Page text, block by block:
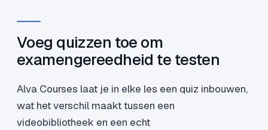
Voeg quizzen toe om
examengereedheid te testen
Alva Courses laat je in elke les een quiz inbouwen,
wat het verschil maakt tussen een
videobibliotheek en een echt